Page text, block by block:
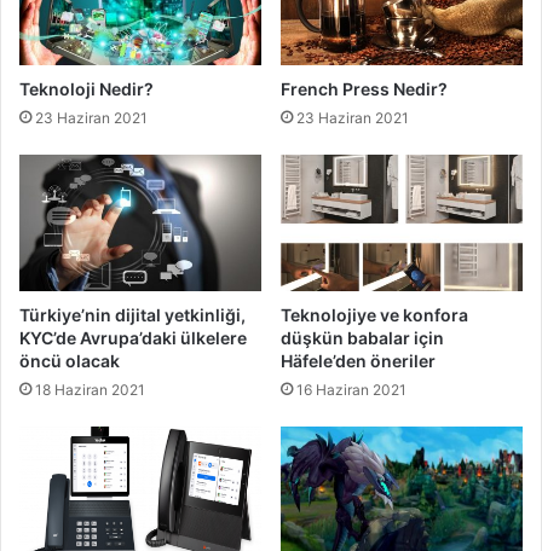
Teknoloji Nedir?
23 Haziran 2021
French Press Nedir?
23 Haziran 2021
Türkiye’nin dijital yetkinliği,
KYC’de Avrupa’daki ülkelere
öncü olacak
18 Haziran 2021
Teknolojiye ve konfora
düşkün babalar için
Häfele’den öneriler
16 Haziran 2021